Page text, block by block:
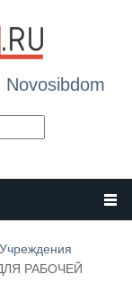
Novosibdom
Учреждения
РАБОЧЕЙ